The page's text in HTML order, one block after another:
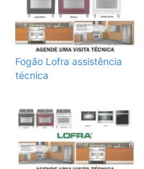
Fogão Lofra assistência
técnica